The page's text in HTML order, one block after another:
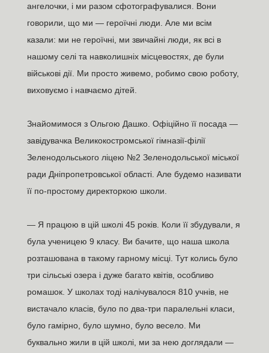
ангелочки, і ми разом сфотографувалися. Вони
говорили, що ми — героїчні люди. Але ми всім
казали: ми не героїчні, ми звичайні люди, як всі в
нашому селі та навколишніх місцевостях, де були
військові дії. Ми просто живемо, робимо свою роботу,
виховуємо і навчаємо дітей.
Знайомимося з Ольгою Дашко. Офіційно її посада —
завідувачка Великокостромської гімназії-філії
Зеленодольського ліцею №2 Зеленодольської міської
ради Дніпропетровської області. Але будемо називати
її по-простому директоркою школи.
— Я працюю в цій школі 45 років. Коли її збудували, я
була ученицею 9 класу. Ви бачите, що наша школа
розташована в такому гарному місці. Тут колись було
три сільські озера і дуже багато квітів, особливо
ромашок. У школах тоді налічувалося 810 учнів, не
вистачало класів, було по два-три паралельні класи,
було гамірно, було шумно, було весело. Ми
буквально жили в цій школі, ми за нею доглядали —